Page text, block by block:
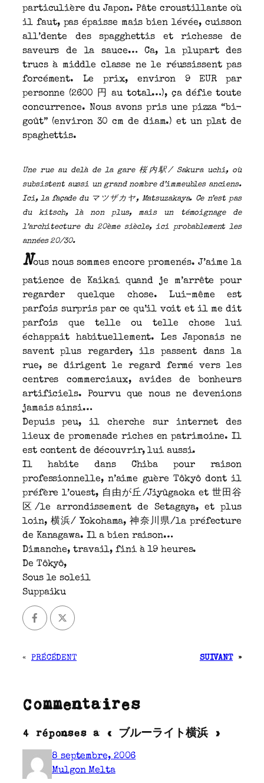
particulière du Japon. Pâte croustillante où
il faut, pas épaisse mais bien lévée, cuisson
all’dente des spagghettis et richesse de
saveurs de la sauce… Ca, la plupart des
trucs à middle classe ne le réussissent pas
forcément. Le prix, environ 9 EUR par
personne (2600 円 au total…), ça défie toute
concurrence. Nous avons pris une pizza “bi-
goût” (environ 30 cm de diam.) et un plat de
spaghettis.
Une rue au delà de la gare 桜内駅/ Sakura uchi, où
subsistent aussi un grand nombre d’immeubles anciens.
Ici, la façade du マツザカヤ, Matsuzakaya. Ce n’est pas
du kitsch, là non plus, mais un témoignage de
l’architecture du 20ème siècle, ici probablement les
années 20/30.
Nous nous sommes encore promenés. J’aime la
patience de Kaikai quand je m’arrête pour
regarder quelque chose. Lui-même est
parfois surpris par ce qu’il voit et il me dit
parfois que telle ou telle chose lui
échappait habituellement. Les Japonais ne
savent plus regarder, ils passent dans la
rue, se dirigent le regard fermé vers les
centres commerciaux, avides de bonheurs
artificiels. Pourvu que nous ne devenions
jamais ainsi…
Depuis peu, il cherche sur internet des
lieux de promenade riches en patrimoine. Il
est content de découvrir, lui aussi.
Il habite dans Chiba pour raison
professionnelle, n’aime guère Tôkyô dont il
préfère l’ouest, 自由が丘/Jiyûgaoka et 世田谷
区/le arrondissement de Setagaya, et plus
loin, 横浜/ Yokohama, 神奈川県/la préfecture
de Kanagawa. Il a bien raison…
Dimanche, travail, fini à 19 heures.
De Tôkyô,
Sous le soleil
Suppaiku
« PRÉCÉDENT SUIVANT »
Commentaires
4 réponses à « ブルーライト横浜 »
8 septembre, 2006
Mulgon Melta